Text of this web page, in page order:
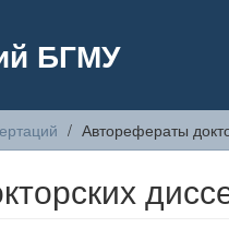
БГМУ
Авторефераты